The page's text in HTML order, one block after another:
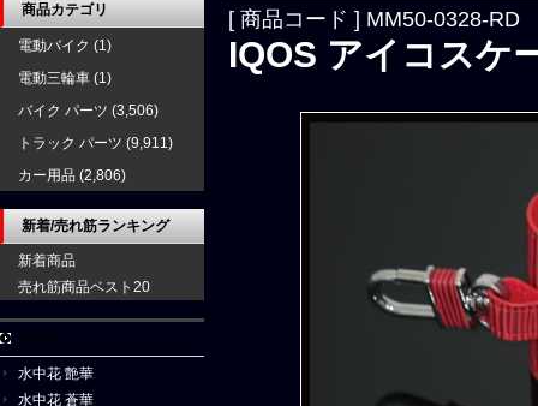
[ 商品コード ] MM50-0328-RD
IQOS アイコスケ
商品カテゴリ
電動バイク (1)
電動三輪車 (1)
バイク パーツ (3,506)
トラック パーツ (9,911)
カー用品 (2,806)
新着/売れ筋ランキング
新着商品
売れ筋商品ベスト20
水中花 艶華
水中花 蒼華